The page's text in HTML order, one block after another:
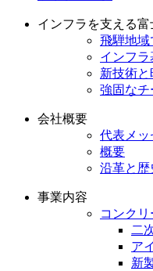
インフラを支える富
飛騨地域
インフ
新技術
強固なチ
会社概要
代表メッ
概要
沿革と歴
事業内容
コンク
二
ア
新